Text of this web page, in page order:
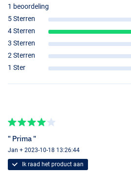
1 beoordeling
5 Sterren
4 Sterren
3 Sterren
2 Sterren
1 Ster
" Prima "
Jan + 2023-10-18 13:26:44
Ik raad het product aan